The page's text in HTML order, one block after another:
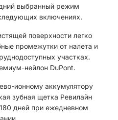
выбранный режим
включениях.
поверхности легко
промежутки от налета и
участках.
нейлон DuPont.
ионному аккумулятору
зубная щетка Ревилайн
дней при ежедневном